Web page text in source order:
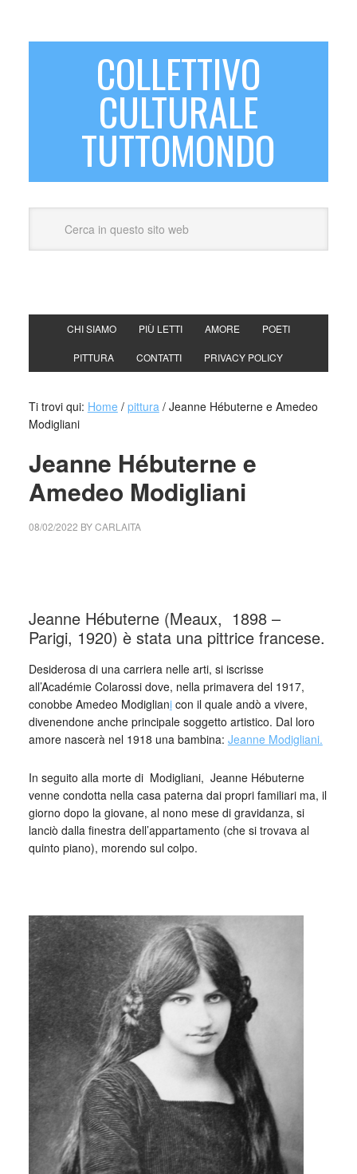
COLLETTIVO
CULTURALE
TUTTOMONDO
CHI SIAMO PIÙ LETTI AMORE POETI
PITTURA CONTATTI PRIVACY POLICY
Ti trovi qui: Home / pittura /Jeanne Hébuterne e Amedeo
Modigliani
Jeanne Hébuterne e
Amedeo Modigliani
08/02/2022 BYCARLAITA
Jeanne Hébuterne (Meaux, 1898 –
Parigi, 1920) è stata una pittrice francese.
Desiderosa di una carriera nelle arti, si iscrisse
all’Académie Colarossi dove, nella primavera del 1917,
conobbe Amedeo Modiglianicon il quale andò a vivere,
divenendone anche principale soggetto artistico. Dal loro
amore nascerà nel 1918 una bambina: Jeanne Modigliani.
In seguito alla morte di Modigliani, Jeanne Hébuterne
venne condotta nella casa paterna dai propri familiari ma, il
giorno dopo la giovane, al nono mese di gravidanza, si
lanciò dalla finestra dell’appartamento (che si trovava al
quinto piano), morendo sul colpo.